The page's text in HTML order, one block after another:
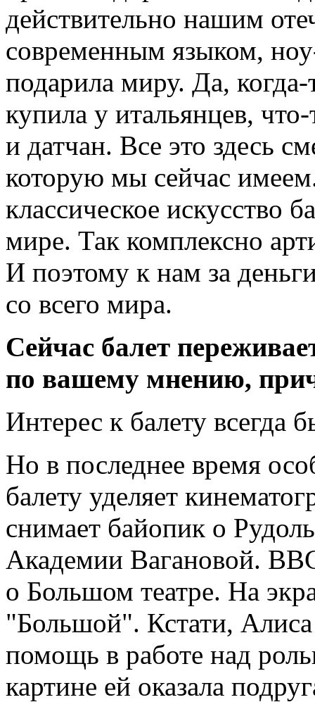
действительно нашим
современным языком,
подарила миру. Да,
купила у итальянцев,
и датчан. Все это здесь
которую мы сейчас
классическое искусство
мире. Так комплексно
И поэтому к нам за
со всего мира.
Сейчас балет
по вашему мнению,
Интерес к балету всегда
Но в последнее время
балету уделяет
снимает байопик о
Академии Вагановой.
о Большом театре. На
"Большой". Кстати,
помощь в работе над
картине ей оказала